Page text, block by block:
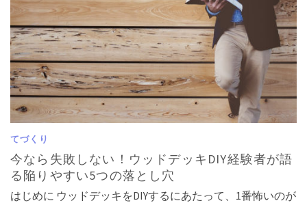
てづくり
今なら失敗しない！ウッドデッキDIY経験者が語
る陥りやすい5つの落とし穴
はじめに ウッドデッキをDIYするにあたって、1番怖いのが